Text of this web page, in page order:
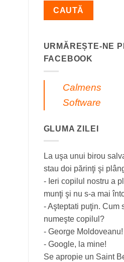
URMĂREȘTE-NE
FACEBOOK
Calmens
Software
GLUMA ZILEI
La uşa unui birou
stau doi părinţi şi
- Ieri copilul nostru a
munţi şi nu s-a mai
- Aşteptati puţin. Cum
numeşte copilul?
- George Moldoveanu!
- Google, la mine!
Se apropie un Saint